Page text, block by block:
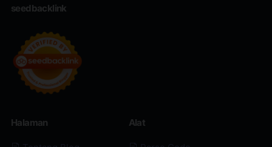
seedbacklink
Halaman Alat